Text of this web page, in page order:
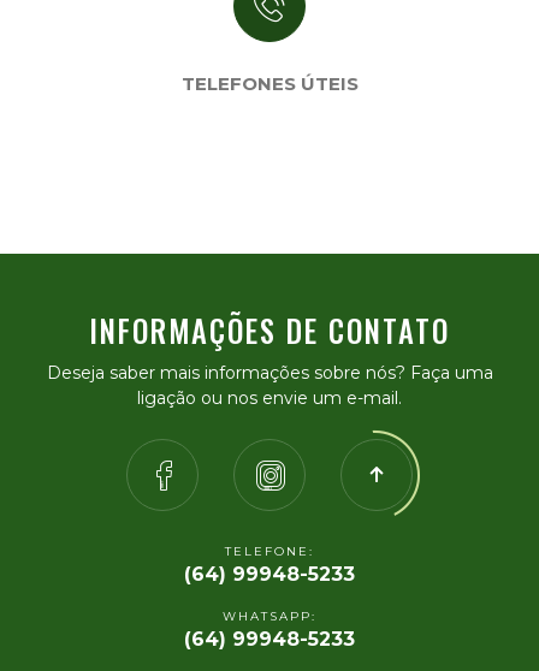
TELEFONES ÚTEIS
INFORMAÇÕES DE CONTATO
Deseja saber mais informações sobre nós? Faça uma
ligação ou nos envie um e-mail.
TELEFONE:
(64) 99948-5233
WHATSAPP:
(64) 99948-5233